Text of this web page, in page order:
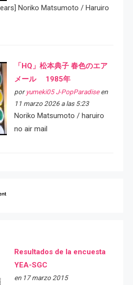
Noriko Matsumoto / Haruiro
「HQ」松本典子 春色のエア
メール 1985年
por yumeki05 J-PopParadiseen
11 marzo 2026 a las 5:23
Noriko Matsumoto / haruiro
no air mail
Resultados de la encuesta
YEA-SGC
en 17 marzo 2015